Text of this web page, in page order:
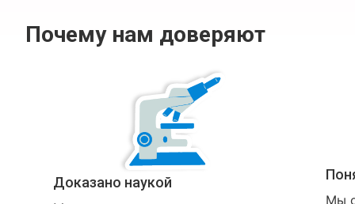
Почему нам доверяют
Доказано наукой
Мы